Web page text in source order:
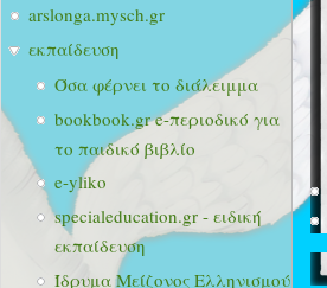
arslonga.mysch.gr
εκπαίδευση
Όσα φέρνει το διάλειμμα
bookbook.gr e-περιοδικό για
το παιδικό βιβλίο
e-yliko
specialeducation.gr - ειδική
εκπαίδευση
Ίδρυμα Μείζονος Ελληνισμού